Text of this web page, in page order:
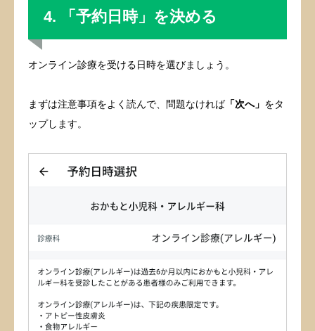
4. 「予約日時」を決める
オンライン診療を受ける日時を選びましょう。
まずは注意事項をよく読んで、問題なければ「次へ」 をタ
ップします。